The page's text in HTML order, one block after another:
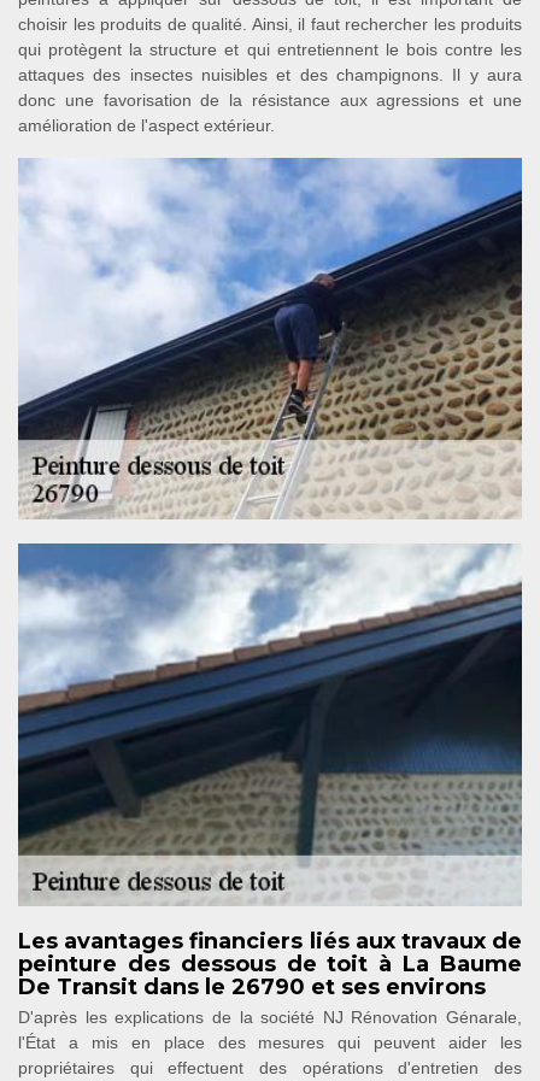
choisir les produits de qualité. Ainsi, il faut rechercher les produits
qui protègent la structure et qui entretiennent le bois contre les
attaques des insectes nuisibles et des champignons. Il y aura
donc une favorisation de la résistance aux agressions et une
amélioration de l'aspect extérieur.
Les avantages financiers liés aux travaux de
peinture des dessous de toit à La Baume
De Transit dans le 26790 et ses environs
D'après les explications de la société NJ Rénovation Génarale,
l'État a mis en place des mesures qui peuvent aider les
propriétaires qui effectuent des opérations d'entretien des